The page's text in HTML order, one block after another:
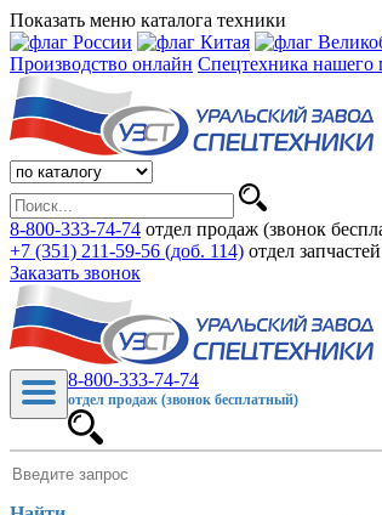
Показать меню каталога техники
Производство онлайн Спецтехника нашего
8-800-333-74-74 отдел продаж (звонок
+7 (351) 211-59-56 (доб. 114) отдел запчастей
Заказать звонок
8-800-333-74-74
отдел продаж (звонок бесплатный)